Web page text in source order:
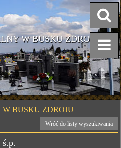
W BUSKU ZDROJU
BUSKU ZDROJU
Wróć do listy wyszukiwania
ś.p.